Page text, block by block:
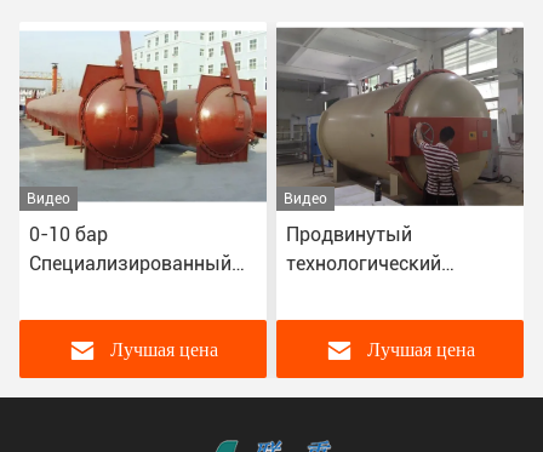
Видео
Продвинутый
технологический
для химической
обработкиЛучшая цена
Видео
Химическая
фармацевтическая и
промышленность
Автоклавная реакция
Лучшая цена